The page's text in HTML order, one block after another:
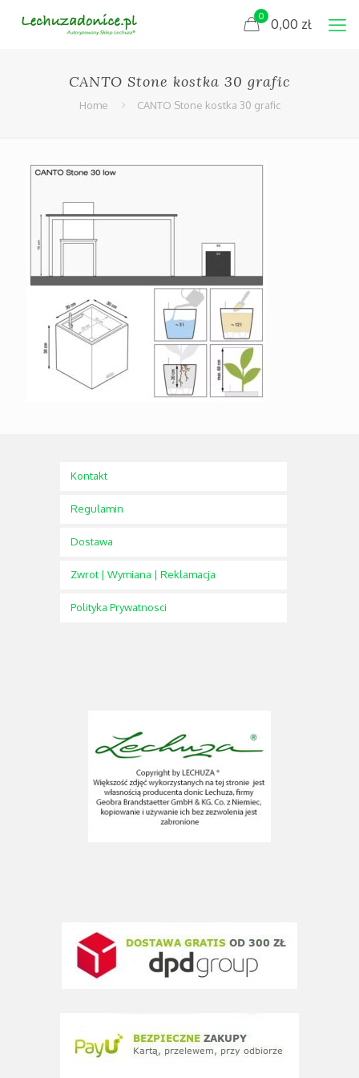
0 0,00 zł
CANTO Stone kostka 30 grafic
Home CANTO Stone kostka 30 grafic
Kontakt
Regulamin
Dostawa
Zwrot | Wymiana | Reklamacja
Polityka Prywatnosci